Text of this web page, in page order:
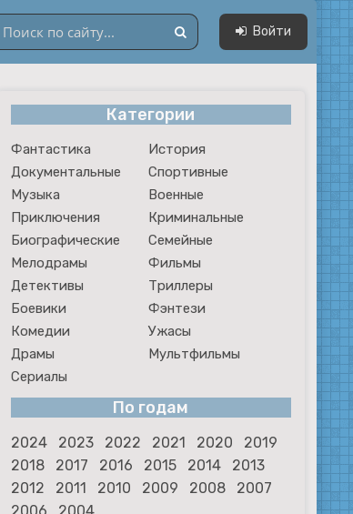
Мультфильмы
Сериалы
Войти
Категории
Фантастика
История
Документальные
Спортивные
Музыка
Военные
Приключения
Криминальные
Биографические
Семейные
Мелодрамы
Фильмы
Детективы
Триллеры
Боевики
Фэнтези
Комедии
Ужасы
Драмы
Мультфильмы
Сериалы
По годам
2024 2023 2022 2021 2020
2019
2018
2017 2016 2015 2014
2013
2012
2011 2010 2009 2008
2007